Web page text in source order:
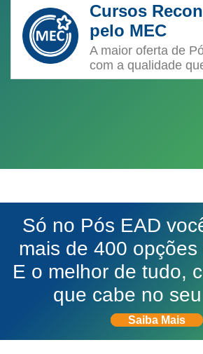
Cursos
pelo MEC
A maior oferta de
com a qualidade
Só no Pós EAD
mais de 400 opções
E o melhor de tudo,
que cabe no
Saiba Mais